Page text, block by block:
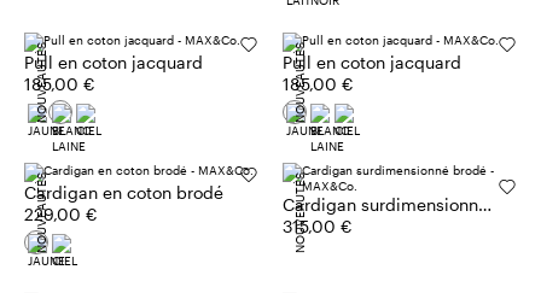
Pull en coton jacquard
185,00 €
NOUVEAUTÉS
Pull en coton jacquard
185,00 €
NOUVEAUTÉS
Cardigan en coton brodé
229,00 €
NOUVEAUTÉS
Cardigan surdimensionné
brodé
315,00 €
NOUVEAUTÉS